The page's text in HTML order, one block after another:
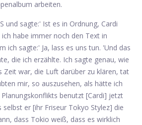
arbeiten.
und sagte:' Ist es in Ordnung, Cardi
habe immer noch den Text in
ich sagte:' Ja, lass es uns tun. 'Und das
die ich erzählte. Ich sagte genau, wie
Zeit war, die Luft darüber zu klären, tat
mir, so auszusehen, als hätte ich
benutzt [Cardi] jetzt
selbst er [ihr Friseur Tokyo Stylez] die
dass Tokio weiß, dass es wirklich